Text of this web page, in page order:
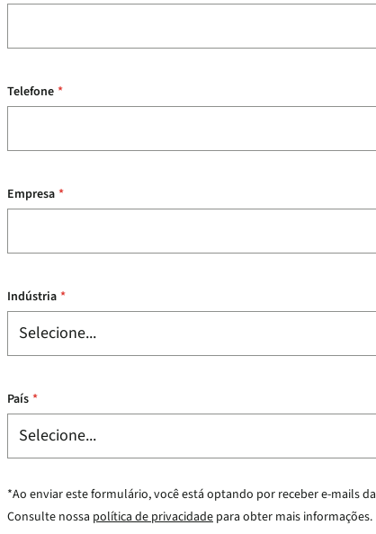
*
Telefone
*
Empresa
*
Indústria
*
País
*Ao enviar este formulário, você está optando por receber e-mails da
Consulte nossa política de privacidade para obter mais informações.